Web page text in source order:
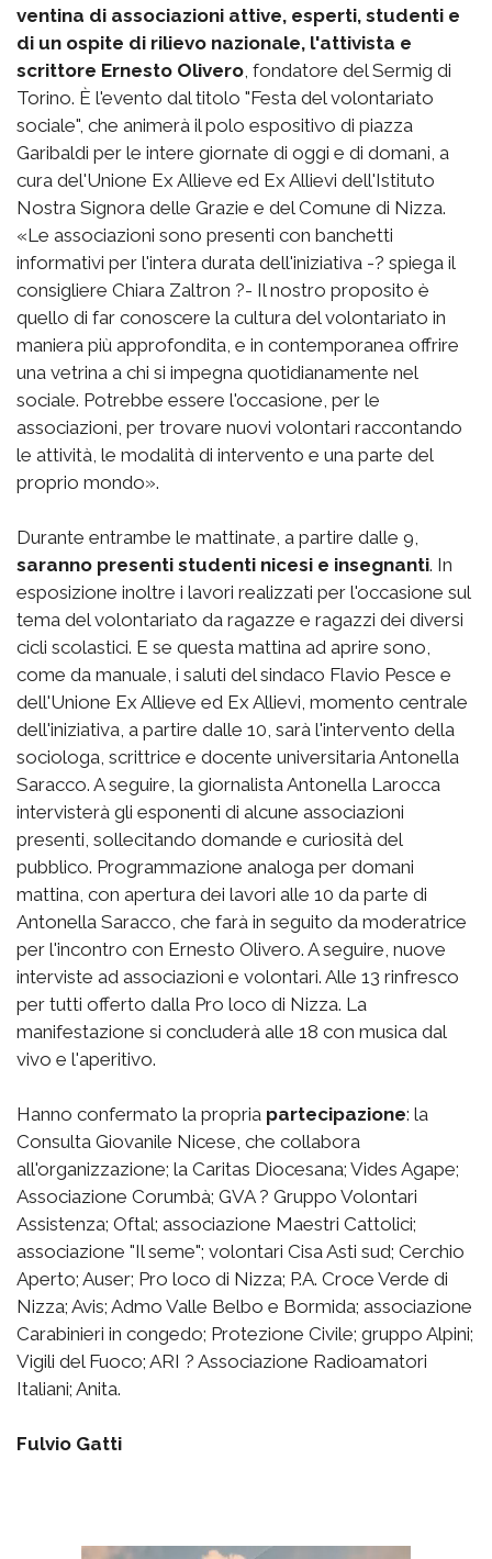
ventina di associazioni attive, esperti, studenti e
di un ospite di rilievo nazionale, l'attivista e
scrittore Ernesto Olivero , fondatore del Sermig di
Torino. È l'evento dal titolo "Festa del volontariato
sociale", che animerà il polo espositivo di piazza
Garibaldi per le intere giornate di oggi e di domani, a
cura del'Unione Ex Allieve ed Ex Allievi dell'Istituto
Nostra Signora delle Grazie e del Comune di Nizza.
«Le associazioni sono presenti con banchetti
informativi per l'intera durata dell'iniziativa -? spiega il
consigliere Chiara Zaltron ?- Il nostro proposito è
quello di far conoscere la cultura del volontariato in
maniera più approfondita, e in contemporanea offrire
una vetrina a chi si impegna quotidianamente nel
sociale. Potrebbe essere l'occasione, per le
associazioni, per trovare nuovi volontari raccontando
le attività, le modalità di intervento e una parte del
proprio mondo».
Durante entrambe le mattinate, a partire dalle 9,
saranno presenti studenti nicesi e insegnanti. In
esposizione inoltre i lavori realizzati per l'occasione sul
tema del volontariato da ragazze e ragazzi dei diversi
cicli scolastici. E se questa mattina ad aprire sono,
come da manuale, i saluti del sindaco Flavio Pesce e
dell'Unione Ex Allieve ed Ex Allievi, momento centrale
dell'iniziativa, a partire dalle 10, sarà l'intervento della
sociologa, scrittrice e docente universitaria Antonella
Saracco. A seguire, la giornalista Antonella Larocca
intervisterà gli esponenti di alcune associazioni
presenti, sollecitando domande e curiosità del
pubblico. Programmazione analoga per domani
mattina, con apertura dei lavori alle 10 da parte di
Antonella Saracco, che farà in seguito da moderatrice
per l'incontro con Ernesto Olivero. A seguire, nuove
interviste ad associazioni e volontari. Alle 13 rinfresco
per tutti offerto dalla Pro loco di Nizza. La
manifestazione si concluderà alle 18 con musica dal
vivo e l'aperitivo.
Hanno confermato la propria partecipazione: la
Consulta Giovanile Nicese, che collabora
all'organizzazione; la Caritas Diocesana; Vides Agape;
Associazione Corumbà; GVA ? Gruppo Volontari
Assistenza; Oftal; associazione Maestri Cattolici;
associazione "Il seme"; volontari Cisa Asti sud; Cerchio
Aperto; Auser; Pro loco di Nizza; P.A. Croce Verde di
Nizza; Avis; Admo Valle Belbo e Bormida; associazione
Carabinieri in congedo; Protezione Civile; gruppo Alpini;
Vigili del Fuoco; ARI ? Associazione Radioamatori
Italiani; Anita.
Fulvio Gatti